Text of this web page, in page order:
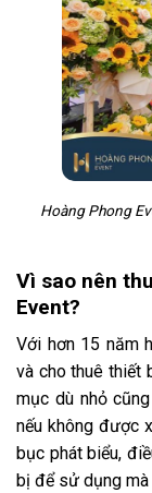
Hoàng Phong
Vì sao nên
Event?
Với hơn 15 năm
và cho thuê thiết
mục dù nhỏ
nếu không được
bục phát biểu,
bị để sử dụng